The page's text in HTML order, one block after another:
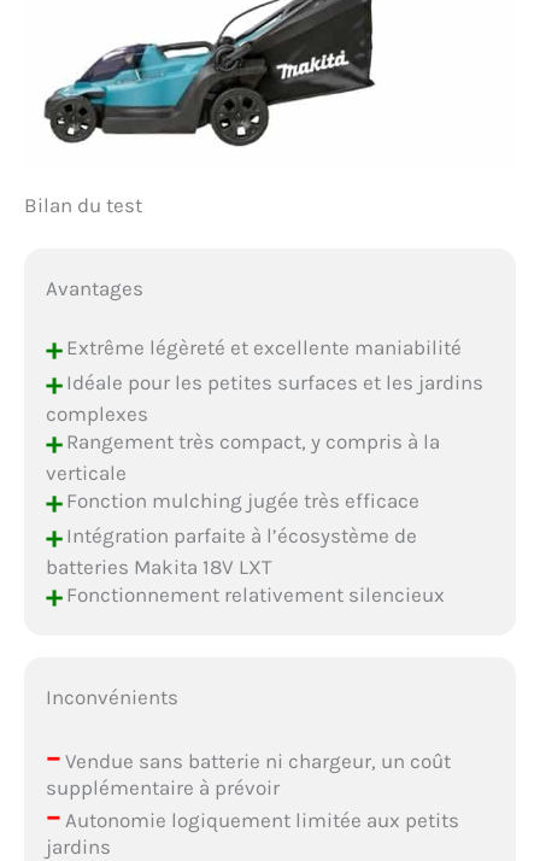
Bilan du test
Avantages
+Extrême légèreté et excellente maniabilité
+Idéale pour les petites surfaces et les jardins
complexes
+Rangement très compact, y compris à la
verticale
+Fonction mulching jugée très efficace
+Intégration parfaite à l’écosystème de
batteries Makita 18V LXT
+Fonctionnement relativement silencieux
Inconvénients
–Vendue sans batterie ni chargeur, un coût
supplémentaire à prévoir
–Autonomie logiquement limitée aux petits
jardins